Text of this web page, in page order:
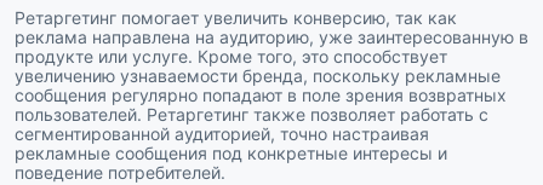
Ретаргетинг помогает увеличить конверсию, так как
реклама направлена на аудиторию, уже заинтересованную в
продукте или услуге. Кроме того, это способствует
увеличению узнаваемости бренда, поскольку рекламные
сообщения регулярно попадают в поле зрения возвратных
пользователей. Ретаргетинг также позволяет работать с
сегментированной аудиторией, точно настраивая
рекламные сообщения под конкретные интересы и
поведение потребителей.